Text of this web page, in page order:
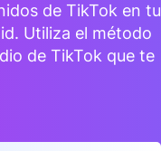
de TikTok en tu
Utiliza el método
de TikTok que te